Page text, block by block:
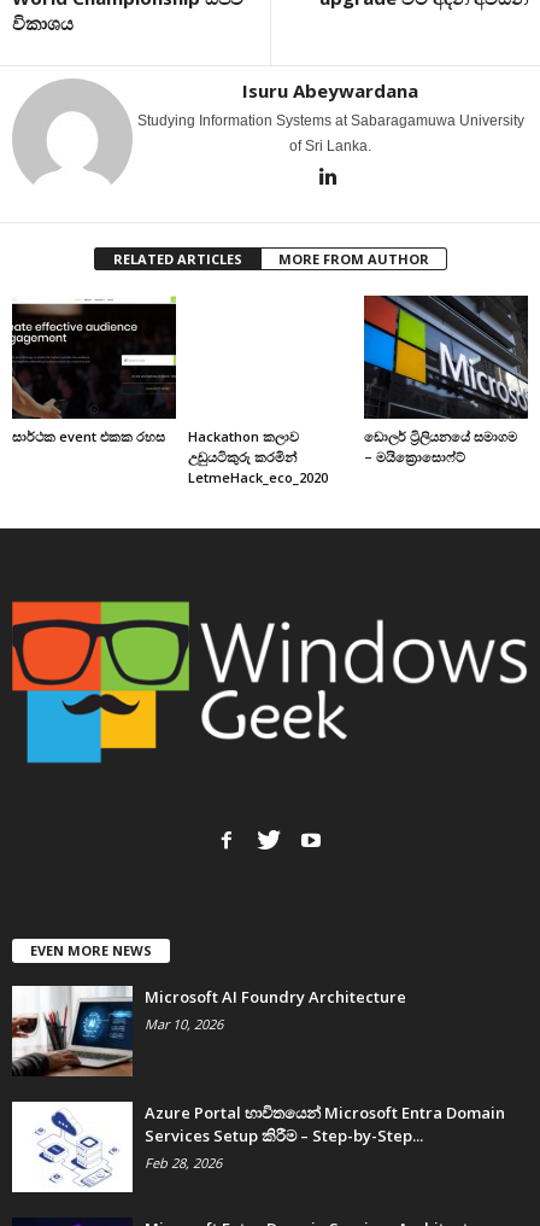
විකාශය
Isuru Abeywardana
Studying Information Systems at Sabaragamuwa University
of Sri Lanka.
RELATED ARTICLES MORE FROM AUTHOR
සාර්ථක event එකක රහස
Hackathon කලාව
උඩුයටිකුරු කරමින්
LetmeHack_eco_2020
ඩොලර් ට්‍රිලියනයේ සමාගම
– මයික්‍රොසොෆ්ට්
EVEN MORE NEWS
Microsoft AI Foundry Architecture
Mar 10, 2026
Azure Portal භාවිතයෙන් Microsoft Entra Domain
Services Setup කිරීම – Step-by-Step...
Feb 28, 2026